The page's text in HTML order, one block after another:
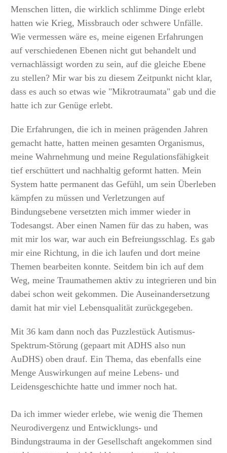
Menschen litten, die wirklich schlimme Dinge erlebt
hatten wie Krieg, Missbrauch oder schwere Unfälle.
Wie vermessen wäre es, meine eigenen Erfahrungen
auf verschiedenen Ebenen nicht gut behandelt und
vernachlässigt worden zu sein, auf die gleiche Ebene
zu stellen? Mir war bis zu diesem Zeitpunkt nicht klar,
dass es auch so etwas wie "Mikrotraumata" gab und die
hatte ich zur Genüge erlebt.
Die Erfahrungen, die ich in meinen prägenden Jahren
gemacht hatte, hatten meinen gesamten Organismus,
meine Wahrnehmung und meine Regulationsfähigkeit
tief erschüttert und nachhaltig geformt hatten. Mein
System hatte permanent das Gefühl, um sein Überleben
kämpfen zu müssen und Verletzungen auf
Bindungsebene versetzten mich immer wieder in
Todesangst. Aber einen Namen für das zu haben, was
mit mir los war, war auch ein Befreiungsschlag. Es gab
mir eine Richtung, in die ich laufen und dort meine
Themen bearbeiten konnte. Seitdem bin ich auf dem
Weg, meine Traumathemen aktiv zu integrieren und bin
dabei schon weit gekommen. Die Auseinandersetzung
damit hat mir viel Lebensqualität zurückgegeben.
Mit 36 kam dann noch das Puzzlestück Autismus-
Spektrum-Störung (gepaart mit ADHS also nun
AuDHS) oben drauf. Ein Thema, das ebenfalls eine
Menge Auswirkungen auf meine Lebens- und
Leidensgeschichte hatte und immer noch hat.
Da ich immer wieder erlebe, wie wenig die Themen
Neurodivergenz und Entwicklungs- und
Bindungstrauma in der Gesellschaft angekommen sind